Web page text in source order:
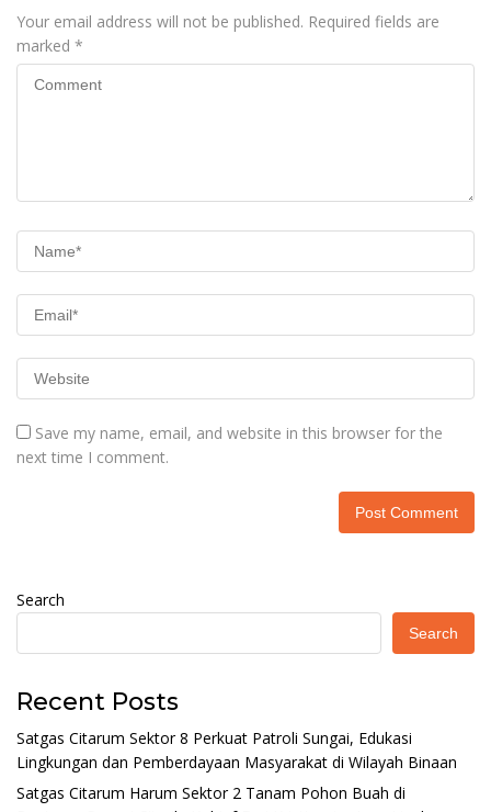
Your email address will not be published. Required fields are
marked *
Save my name, email, and website in this browser for the
next time I comment.
Search
Search
Recent Posts
Satgas Citarum Sektor 8 Perkuat Patroli Sungai, Edukasi
Lingkungan dan Pemberdayaan Masyarakat di Wilayah Binaan
Satgas Citarum Harum Sektor 2 Tanam Pohon Buah di